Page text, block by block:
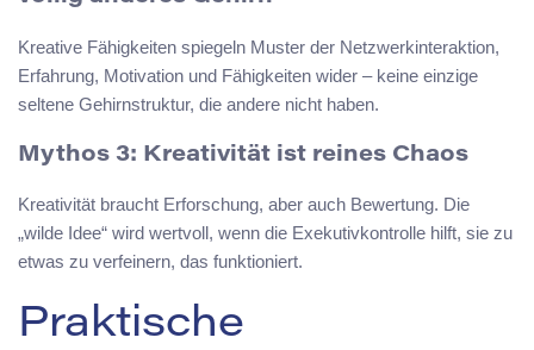
Kreative Fähigkeiten spiegeln Muster der Netzwerkinteraktion,
Erfahrung, Motivation und Fähigkeiten wider – keine einzige
seltene Gehirnstruktur, die andere nicht haben.
Mythos 3: Kreativität ist reines Chaos
Kreativität braucht Erforschung, aber auch Bewertung. Die
„wilde Idee“ wird wertvoll, wenn die Exekutivkontrolle hilft, sie zu
etwas zu verfeinern, das funktioniert.
Praktische